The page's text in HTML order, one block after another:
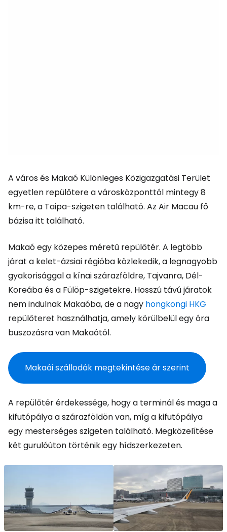
A város és Makaó Különleges Közigazgatási Terület
egyetlen repülőtere a városközponttól mintegy 8
km-re, a Taipa-szigeten található. Az Air Macau fő
bázisa itt található.
Makaó egy közepes méretű repülőtér. A legtöbb
járat a kelet-ázsiai régióba közlekedik, a legnagyobb
gyakorisággal a kínai szárazföldre, Tajvanra, Dél-
Koreába és a Fülöp-szigetekre. Hosszú távú járatok
nem indulnak Makaóba, de a nagy hongkongi HKG
repülőteret használhatja, amely körülbelül egy óra
buszozásra van Makaótól.
Makaói szállodák megtekintése ár szerint
A repülőtér érdekessége, hogy a terminál és maga a
kifutópálya a szárazföldön van, míg a kifutópálya
egy mesterséges szigeten található. Megközelítése
két gurulóúton történik egy hídszerkezeten.